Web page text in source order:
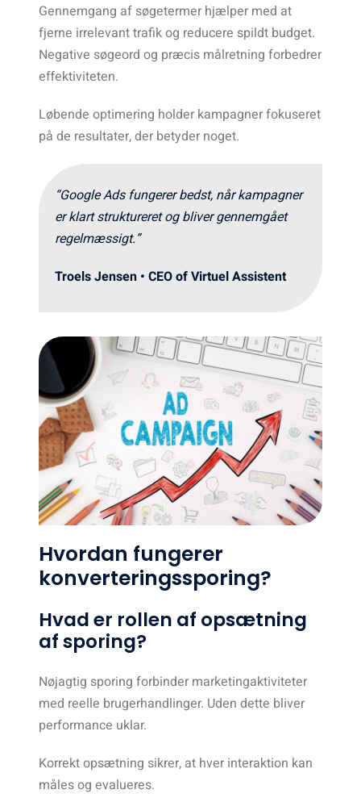
Gennemgang af søgetermer hjælper med at
fjerne irrelevant trafik og reducere spildt budget.
Negative søgeord og præcis målretning forbedrer
effektiviteten.
Løbende optimering holder kampagner fokuseret
på de resultater, der betyder noget.
“Google Ads fungerer bedst, når kampagner
er klart struktureret og bliver gennemgået
regelmæssigt.”
Troels Jensen • CEO of Virtuel Assistent
Hvordan fungerer
konverteringssporing?
Hvad er rollen af opsætning
af sporing?
Nøjagtig sporing forbinder marketingaktiviteter
med reelle brugerhandlinger. Uden dette bliver
performance uklar.
Korrekt opsætning sikrer, at hver interaktion kan
måles og evalueres.